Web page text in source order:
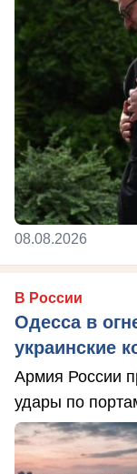
08.08.2026
В России
Одесса в
украинские
Армия России
удары по